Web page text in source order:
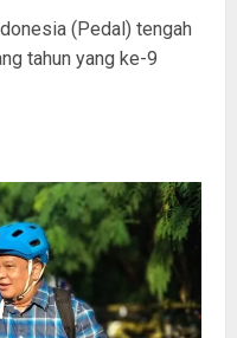
(Pedal) tengah
tahun yang ke-9